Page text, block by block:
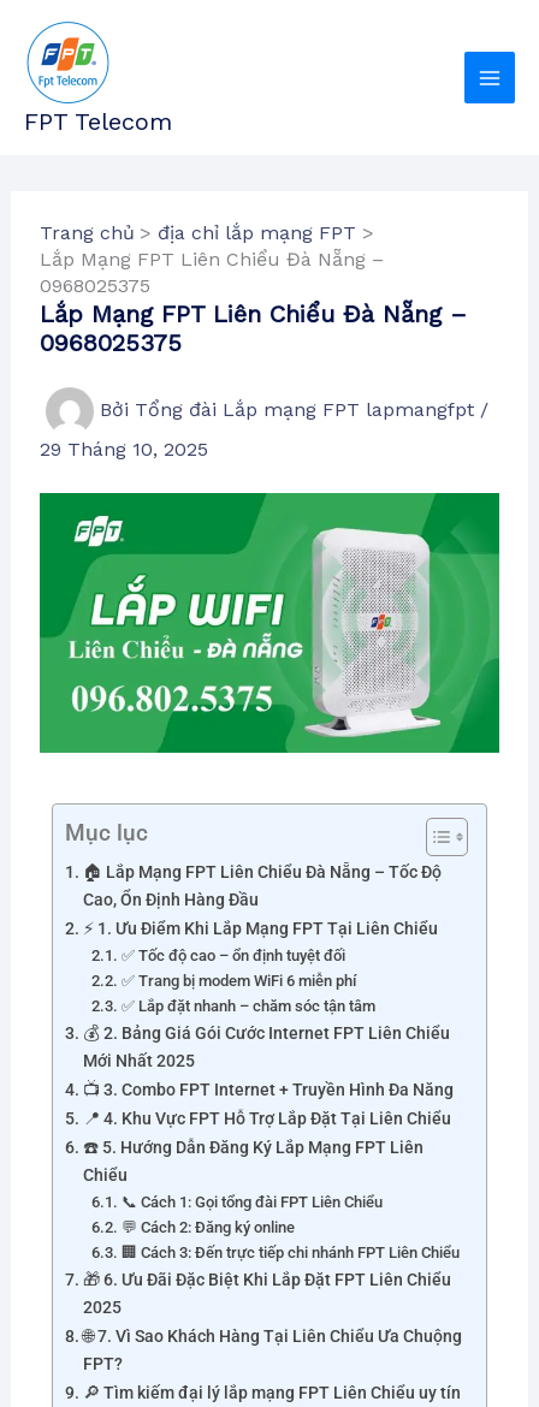
FPT Telecom
Trang chủ
địa chỉ lắp mạng FPT
Lắp Mạng FPT Liên Chiểu Đà Nẵng –
0968025375
Lắp Mạng FPT Liên Chiểu Đà Nẵng –
0968025375
Bởi Tổng đài Lắp mạng FPT lapmangfpt /
29 Tháng 10, 2025
Mục lục
🏠 Lắp Mạng FPT Liên Chiểu Đà Nẵng – Tốc Độ
Cao, Ổn Định Hàng Đầu
⚡ 1. Ưu Điểm Khi Lắp Mạng FPT Tại Liên Chiểu
✅ Tốc độ cao – ổn định tuyệt đối
✅ Trang bị modem WiFi 6 miễn phí
✅ Lắp đặt nhanh – chăm sóc tận tâm
💰 2. Bảng Giá Gói Cước Internet FPT Liên Chiểu
Mới Nhất 2025
📺 3. Combo FPT Internet + Truyền Hình Đa Năng
📍 4. Khu Vực FPT Hỗ Trợ Lắp Đặt Tại Liên Chiểu
☎️ 5. Hướng Dẫn Đăng Ký Lắp Mạng FPT Liên
Chiểu
📞 Cách 1: Gọi tổng đài FPT Liên Chiểu
💬 Cách 2: Đăng ký online
🏢 Cách 3: Đến trực tiếp chi nhánh FPT Liên Chiểu
🎁 6. Ưu Đãi Đặc Biệt Khi Lắp Đặt FPT Liên Chiểu
2025
🌐 7. Vì Sao Khách Hàng Tại Liên Chiểu Ưa Chuộng
FPT?
🔎 Tìm kiếm đại lý lắp mạng FPT Liên Chiểu uy tín